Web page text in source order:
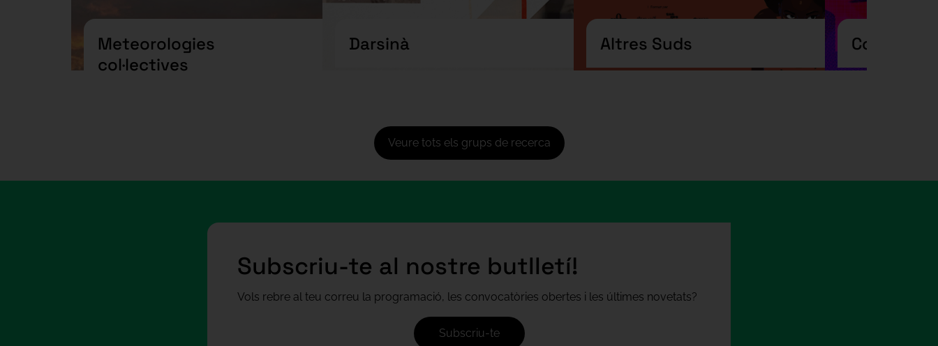
Meteorologies
col·lectives
Darsinà Altres Suds Coketa
Veure tots els grups de recerca
Subscriu-te al nostre butlletí!
Vols rebre al teu correu la programació, les convocatòries obertes i les últimes novetats?
Subscriu-te